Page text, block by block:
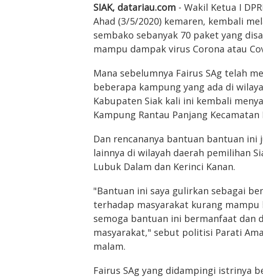
SIAK, datariau.com - Wakil Ketua I
Ahad (3/5/2020) kemaren, kembali
sembako sebanyak 70 paket yang
mampu dampak virus Corona atau
Mana sebelumnya Fairus SAg telah
beberapa kampung yang ada di
Kabupaten Siak kali ini kembali
Kampung Rantau Panjang
Dan rencananya bantuan bantuan
lainnya di wilayah daerah pemilihan
Lubuk Dalam dan Kerinci Kanan.
"Bantuan ini saya gulirkan sebagai
terhadap masyarakat kurang mampu
semoga bantuan ini bermanfaat dan
masyarakat," sebut politisi Parati
malam.
Fairus SAg yang didampingi istrinya